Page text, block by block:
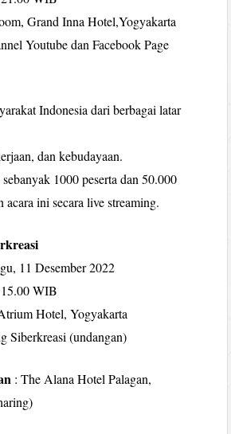
Grand Inna Hotel,Yogyakarta
Youtube dan Facebook Page
Indonesia dari berbagai latar
dan kebudayaan.
1000 peserta dan 50.000
acara ini secara live streaming.
11 Desember 2022
WIB
Hotel, Yogyakarta
Siberkreasi (undangan)
: The Alana Hotel Palagan,